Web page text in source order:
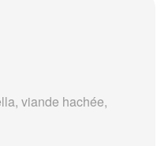
viande hachée,